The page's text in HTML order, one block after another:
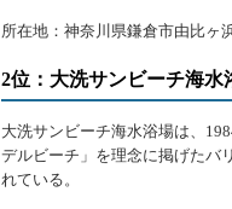
所在地：神奈川県鎌倉市由比ヶ
2位：大洗サンビーチ海水
大洗サンビーチ海水浴場は、
デルビーチ」を理念に掲げたバ
れている。